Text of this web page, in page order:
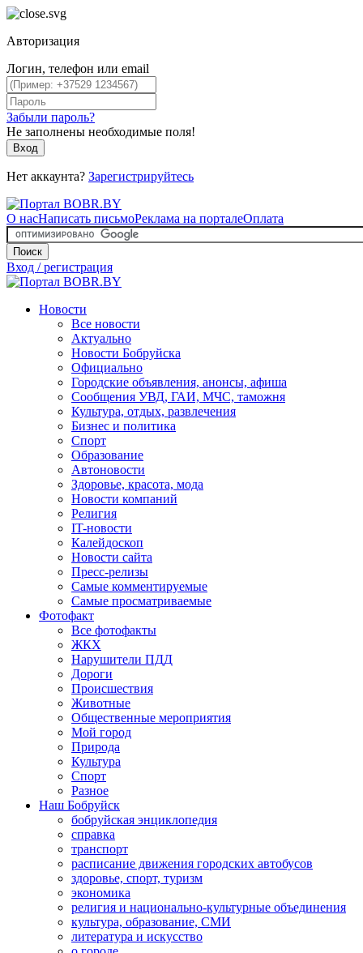
Авторизация
Логин, телефон или email
Забыли пароль?
Не заполнены необходимые поля!
Вход
Нет аккаунта? Зарегистрируйтесь
О насНаписать письмоРеклама на порталеОплата
Поиск
Вход / регистрация
Новости
Все новости
Актуально
Новости Бобруйска
Официально
Городские объявления, анонсы, афиша
Сообщения УВД, ГАИ, МЧС, таможня
Культура, отдых, развлечения
Бизнес и политика
Спорт
Образование
Автоновости
Здоровье, красота, мода
Новости компаний
Религия
IT-новости
Калейдоскоп
Новости сайта
Пресс-релизы
Самые комментируемые
Самые просматриваемые
Фотофакт
Все фотофакты
ЖКХ
Нарушители ПДД
Дороги
Происшествия
Животные
Общественные мероприятия
Мой город
Природа
Культура
Спорт
Разное
Наш Бобруйск
бобруйская энциклопедия
справка
транспорт
расписание движения городских автобусов
здоровье, спорт, туризм
экономика
религия и национально-культурные объединения
культура, образование, СМИ
литература и искусство